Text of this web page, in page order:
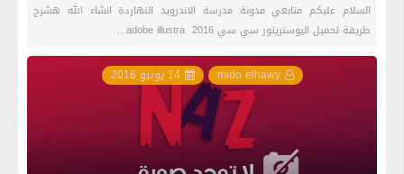
السلام عليكم متابعي مدونة مدرسة الاندرويد النهاردة انشاء الله هشرح
طريقة تحميل اليوستريتور سي سي 2016 adobe illustra…
mido elhawy 14 يونيو 2016